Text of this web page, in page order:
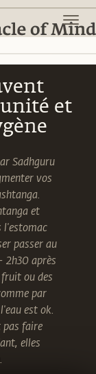
et
Sadhguru
vos
et
l'estomac
passer au
2h30 après
ou des
par
est ok.
pas faire
elles